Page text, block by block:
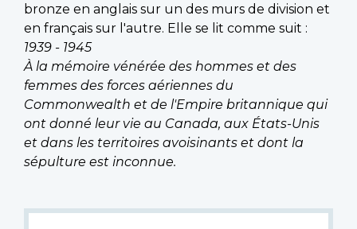
bronze en anglais sur un des murs de division et
en français sur l'autre. Elle se lit comme suit :
1939 - 1945
À la mémoire vénérée des hommes et des
femmes des forces aériennes du
Commonwealth et de l'Empire britannique qui
ont donné leur vie au Canada, aux États-Unis
et dans les territoires avoisinants et dont la
sépulture est inconnue.